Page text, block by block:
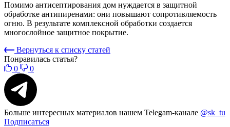
Помимо антисептирования дом нуждается в защитной
обработке антипиренами: они повышают сопротивляемость
огню. В результате комплексной обработки создается
многослойное защитное покрытие.
Вернуться к списку статей
Понравилась статья?
0
0
Больше интересных материалов нашем Telegam-канале @sk_tu
Подписаться